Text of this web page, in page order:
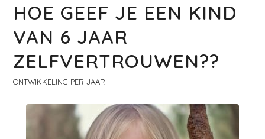
HOE GEEF JE EEN KIND
VAN 6 JAAR
ZELFVERTROUWEN??
ONTWIKKELING PER JAAR